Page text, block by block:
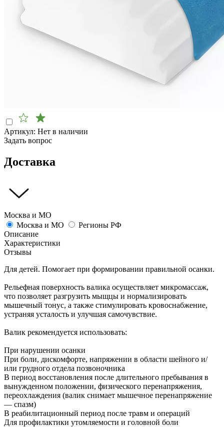
Артикул: Нет в наличии
Задать вопрос
Доставка
Москва и МО
Москва и МО
Регионы РФ
Описание
Характеристики
Отзывы
Для детей. Помогает при формировании правильной осанки.
Рельефная поверхность валика осуществляет микромассаж,
что позволяет разгрузить мыщцы и нормализировать
мышечный тонус, а также стимулировать кровоснабжение,
устраняя усталость и улучшая самочувствие.
Валик рекомендуется использовать:
При нарушении осанки
При боли, дискомфорте, напряжении в области шейного и/
или грудного отдела позвоночника
В период восстановления после длительного пребывания в
вынужденном положении, физического перенапряжения,
переохлаждения (валик снимает мышечное перенапряжение
― спазм)
В реабилитационный период после травм и операций
Для профилактики утомляемости и головной боли